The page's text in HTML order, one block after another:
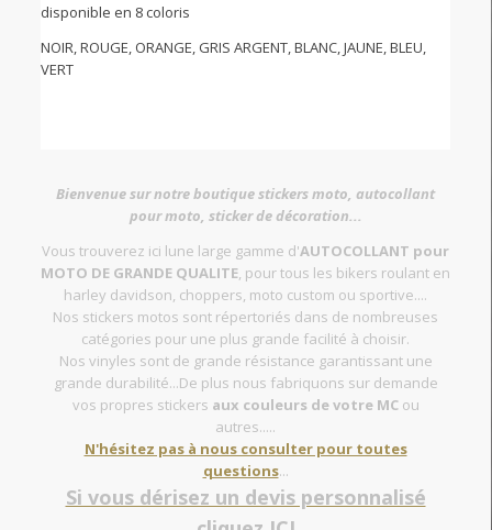
disponible en 8 coloris
NOIR, ROUGE, ORANGE, GRIS ARGENT, BLANC, JAUNE, BLEU,
VERT
Bienvenue sur notre boutique stickers moto, autocollant
pour moto, sticker de décoration...
Vous trouverez ici lune large gamme d'AUTOCOLLANT pour
MOTO DE GRANDE QUALITE , pour tous les bikers roulant en
harley davidson, choppers, moto custom ou sportive....
Nos stickers motos sont répertoriés dans de nombreuses
catégories pour une plus grande facilité à choisir.
Nos vinyles sont de grande résistance garantissant une
grande durabilité...De plus nous fabriquons sur demande
vos propres stickers aux couleurs de votre MCou
autres.....
N'hésitez pas à nous consulter pour toutes
questions...
Si vous dérisez un devis personnalisé